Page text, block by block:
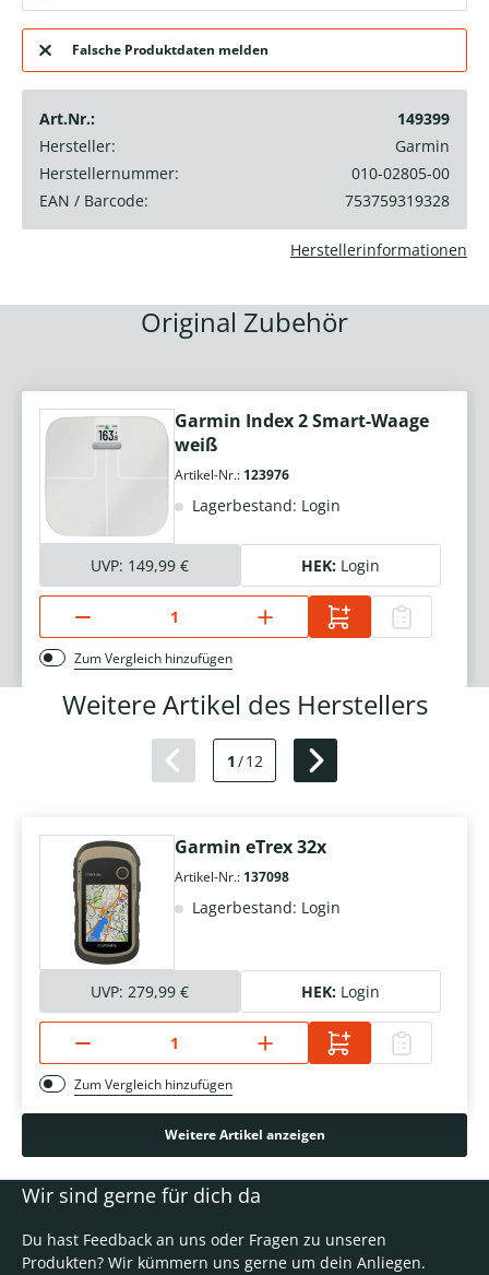
Falsche Produktdaten melden
Art.Nr.:
149399
Hersteller:
Garmin
Herstellernummer:
010-02805-00
EAN / Barcode:
753759319328
Herstellerinformationen
Original Zubehör
Garmin Index 2 Smart-Waage
weiß
Artikel-Nr.: 123976
Lagerbestand: Login
UVP: 149,99 € HEK: Login
Zum Vergleich hinzufügen
Weitere Artikel des Herstellers
1 /12
Garmin eTrex 32x
Artikel-Nr.: 137098
Lagerbestand: Login
UVP: 279,99 € HEK: Login
Zum Vergleich hinzufügen
Weitere Artikel anzeigen
Wir sind gerne für dich da
Du hast Feedback an uns oder Fragen zu unseren
Produkten? Wir kümmern uns gerne um dein Anliegen.